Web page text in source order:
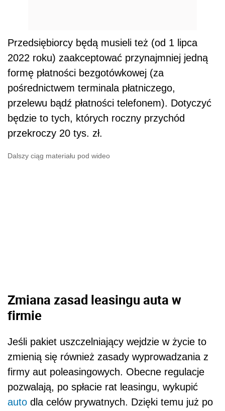
Przedsiębiorcy będą musieli też (od 1 lipca
2022 roku) zaakceptować przynajmniej jedną
formę płatności bezgotówkowej (za
pośrednictwem terminala płatniczego,
przelewu bądź płatności telefonem). Dotyczyć
będzie to tych, których roczny przychód
przekroczy 20 tys. zł.
Dalszy ciąg materiału pod wideo
Zmiana zasad leasingu auta w
firmie
Jeśli pakiet uszczelniający wejdzie w życie to
zmienią się również zasady wyprowadzania z
firmy aut poleasingowych. Obecne regulacje
pozwalają, po spłacie rat leasingu, wykupić
auto dla celów prywatnych. Dzięki temu już po